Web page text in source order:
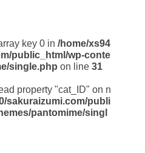
key 0 in /home/xs94
public_html/wp-conte
single.php on line 31
property "cat_ID" on n
sakuraizumi.com/publi
pantomime/singl